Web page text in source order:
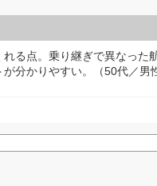
る点。乗り継ぎで異なった
分かりやすい。（50代／男